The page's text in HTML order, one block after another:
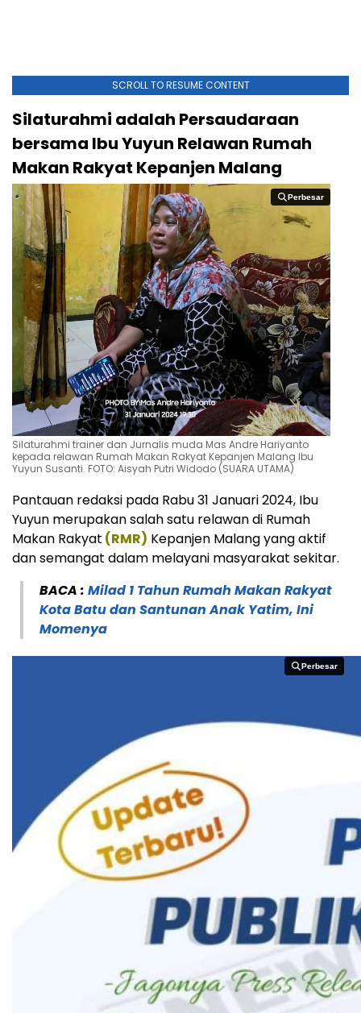
SCROLL TO RESUME CONTENT
Silaturahmi adalah Persaudaraan
bersama Ibu Yuyun Relawan Rumah
Makan Rakyat Kepanjen Malang
Perbesar
Perbesar
Silaturahmi trainer dan Jurnalis muda Mas Andre Hariyanto
kepada relawan Rumah Makan Rakyat Kepanjen Malang Ibu
Yuyun Susanti. FOTO: Aisyah Putri Widodo (SUARA UTAMA)
Pantauan redaksi pada Rabu 31 Januari 2024, Ibu
Yuyun merupakan salah satu relawan di Rumah
Makan Rakyat (RMR) Kepanjen Malang yang aktif
dan semangat dalam melayani masyarakat sekitar.
BACA : Milad 1 Tahun Rumah Makan Rakyat
Kota Batu dan Santunan Anak Yatim, Ini
Momenya
Perbesar
Perbesar